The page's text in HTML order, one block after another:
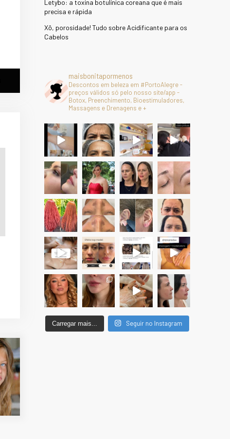
Letybo: a toxina botulínica coreana que é mais
precisa e rápida
Xô, porosidade! Tudo sobre Acidificante para os
Cabelos
maisbonitapormenos
Descontos em beleza em #PortoAlegre -
preços válidos só pelo nosso site/app -
Botox, Preenchimento, Bioestimuladores,
Massagens e Drenagens e +
Carregar mais... Seguir no Instagram